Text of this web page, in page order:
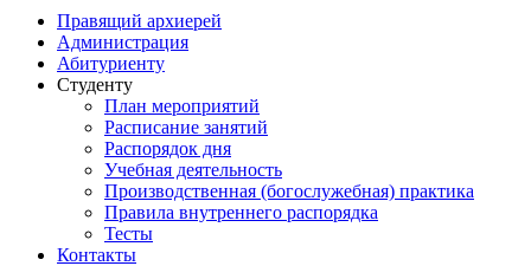
Правящий архиерей
Администрация
Абитуриенту
Студенту
План мероприятий
Расписание занятий
Распорядок дня
Учебная деятельность
Производственная (богослужебная) практика
Правила внутреннего распорядка
Тесты
Контакты